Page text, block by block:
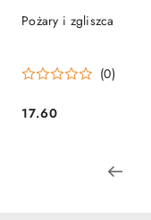
Pożary i zgliszca
(0)
Cena:
17.60